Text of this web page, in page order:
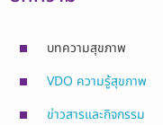
บทความสุขภาพ
VDO ความรู้สุขภาพ
ข่าวสารและกิจกรรม